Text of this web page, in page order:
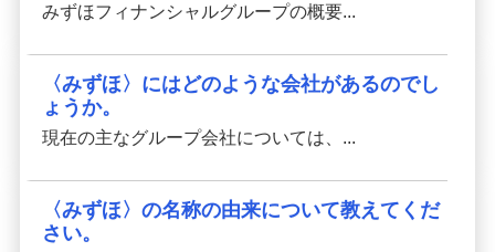
みずほフィナンシャルグループの概要...
〈みずほ〉にはどのような会社があるのでし
ょうか。
現在の主なグループ会社については、...
〈みずほ〉の名称の由来について教えてくだ
さい。